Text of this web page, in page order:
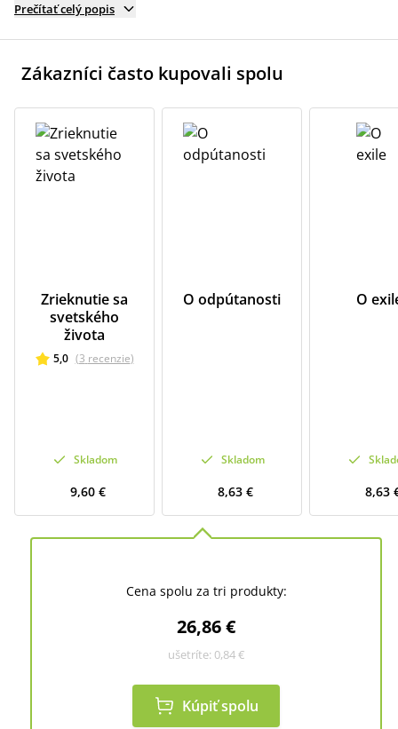
Prečítať celý popis
Zákazníci často kupovali spolu
Zrieknutie sa
svetského
života
5,0 (3 recenzie)
Skladom
9,60 €
O odpútanosti
Skladom
8,63 €
O
8,63
Cena spolu za tri produkty:
26,86 €
ušetríte: 0,84 €
Kúpiť spolu